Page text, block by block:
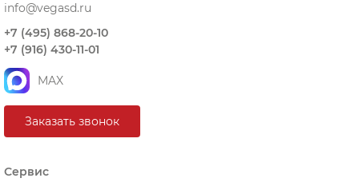
info@vegasd.ru
+7 (495) 868-20-10
+7 (916) 430-11-01
MAX
Заказать звонок
Сервис